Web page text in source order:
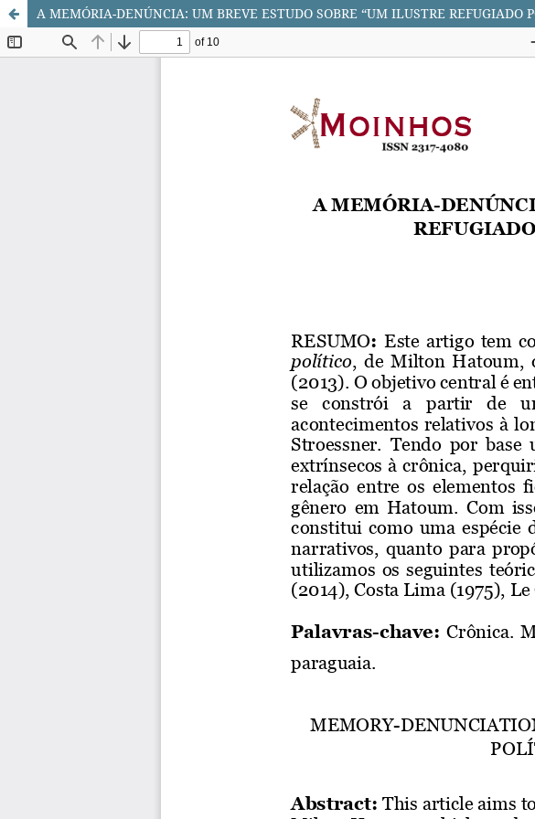
A MEMÓRIA-DENÚNCIA: UM BREVE ESTUDO SOBRE “UM ILUSTRE REFUGIADO